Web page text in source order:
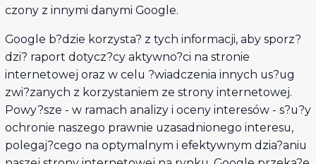
czony z innymi danymi Google.
Google b?dzie korzysta? z tych informacji, aby sporz?
dzi? raport dotycz?cy aktywno?ci na stronie
internetowej oraz w celu ?wiadczenia innych us?ug
zwi?zanych z korzystaniem ze strony internetowej.
Powy?sze - w ramach analizy i oceny interesów - s?u?y
ochronie naszego prawnie uzasadnionego interesu,
polegaj?cego na optymalnym i efektywnym dzia?aniu